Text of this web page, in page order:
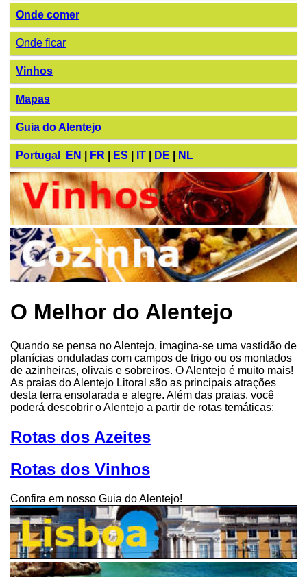
Onde comer
Onde ficar
Vinhos
Mapas
Guia do Alentejo
Portugal EN FR ES IT DE NL
O Melhor do Alentejo
Quando se pensa no Alentejo, imagina-se uma vastidão de
planícias onduladas com campos de trigo ou os montados
de azinheiras, olivais e sobreiros. O Alentejo é muito mais!
As praias do Alentejo Litoral são as principais atrações
desta terra ensolarada e alegre. Além das praias, você
poderá descobrir o Alentejo a partir de rotas temáticas:
Rotas dos Azeites
Rotas dos Vinhos
Confira em nosso Guia do Alentejo!